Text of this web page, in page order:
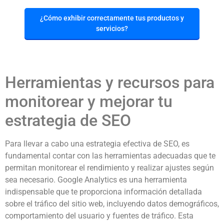
¿Cómo exhibir correctamente tus productos y
servicios?
Herramientas y recursos para
monitorear y mejorar tu
estrategia de SEO
Para llevar a cabo una estrategia efectiva de SEO, es
fundamental contar con las herramientas adecuadas que te
permitan monitorear el rendimiento y realizar ajustes según
sea necesario. Google Analytics es una herramienta
indispensable que te proporciona información detallada
sobre el tráfico del sitio web, incluyendo datos demográficos,
comportamiento del usuario y fuentes de tráfico. Esta